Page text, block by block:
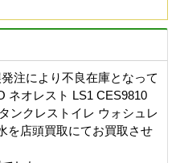
注により不良在庫となって
ネオレスト LS1 CES9810
ンクレストイレ ウォシュレ
を店頭買取にてお買取させ